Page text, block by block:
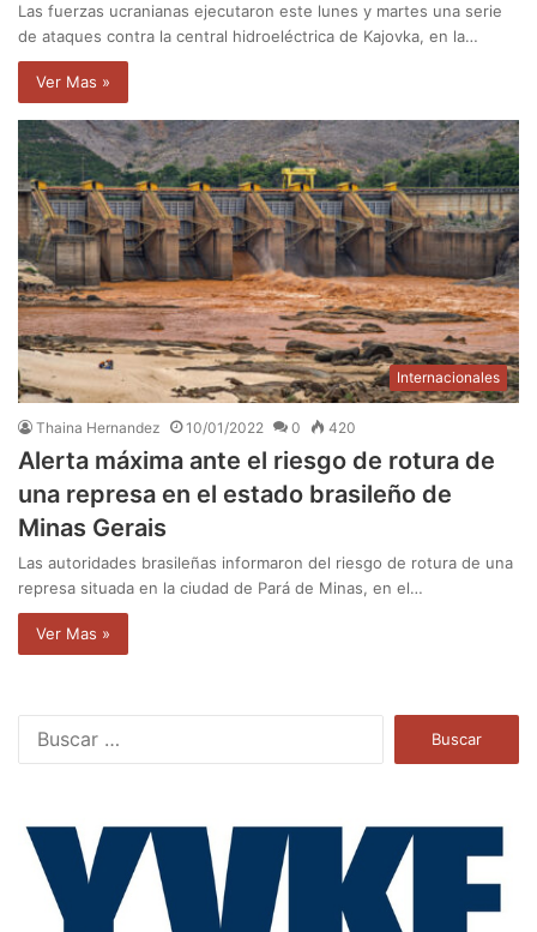
Las fuerzas ucranianas ejecutaron este lunes y martes una serie
de ataques contra la central hidroeléctrica de Kajovka, en la…
Ver Mas »
Internacionales
Thaina Hernandez 10/01/2022 0 420
Alerta máxima ante el riesgo de rotura de
una represa en el estado brasileño de
Minas Gerais
Las autoridades brasileñas informaron del riesgo de rotura de una
represa situada en la ciudad de Pará de Minas, en el…
Ver Mas »
a